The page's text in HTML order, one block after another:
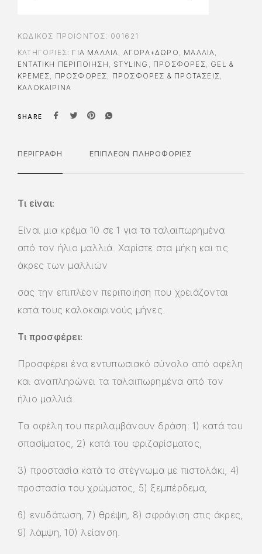
ΚΩΔΙΚΌΣ ΠΡΟΪΌΝΤΟΣ: 001621
ΚΑΤΗΓΟΡΊΕΣ: ΓΙΑ ΜΑΛΛΙΆ ΑΓΟΡΆ+ΔΏΡΟ ΜΑΛΛΙΑ
ΕΝΤΑΤΙΚΉ ΠΕΡΙΠΟΊΗΣΗ
STYLING ΠΡΟΣΦΟΡΈΣ
GEL &
ΚΡΈΜΕΣ
ΠΡΟΣΦΟΡΈΣ ΠΡΟΣΦΟΡΕΣ & ΠΡΟΤΑΣΕΙΣ
ΚΑΛΟΚΑΙΡΙΝΑ
SHARE
ΠΕΡΙΓΡΑΦΉ ΕΠΙΠΛΈΟΝ ΠΛΗΡΟΦΟΡΊΕΣ
Τι είναι:
Είναι μια κρέμα 10 σε 1 για τα ταλαιπωρημένα
από τον ήλιο μαλλιά. Χαρίστε στα μήκη και τις
άκρες των μαλλιών
σας την επιπλέον περιποίηση που χρειάζονται
κατά τους καλοκαιρινούς μήνες.
Τι προσφέρει:
Προσφέρει ένα εντυπωσιακό σύνολο από οφέλη
και αναπληρώνει τα ταλαιπωρημένα από τον
ήλιο μαλλιά.
Τα οφέλη του περιλαμβάνουν δράση: 1) κατά του
σπασίματος, 2) κατά του φριζαρίσματος,
3) προστασία κατά το στέγνωμα με πιστολάκι, 4)
προστασία του χρώματος, 5) ξεμπέρδεμα,
6) ενυδάτωση, 7) θρέψη, 8) σφράγιση στις άκρες,
9) λάμψη, 10) λείανση.